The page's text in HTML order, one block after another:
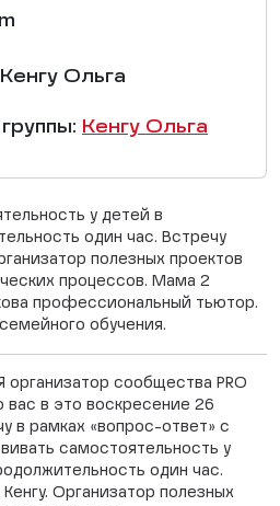
Ольга
Кенгу Ольга
у детей в
один час. Встречу
полезных проектов
процессов. Мама 2
профессиональный тьютор.
обучения.
организатор сообщества PRO
в это воскресение 26
в рамках «вопрос-ответ» с
самостоятельность у
один час.
Организатор полезных